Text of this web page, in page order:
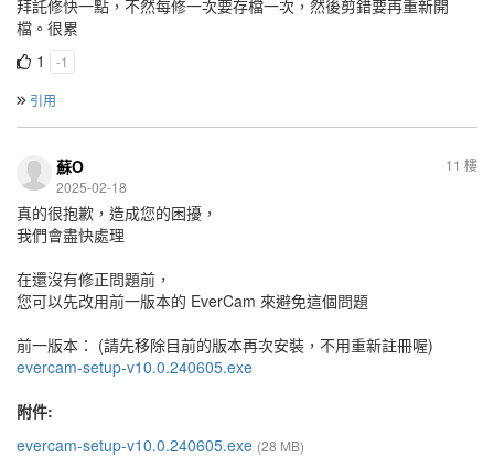
拜託修快一點，不然每修一次要存檔一次，然後剪錯要再重新開
檔。很累
1
-1
引用
11 樓
蘇O
2025-02-18
真的很抱歉，造成您的困擾，
我們會盡快處理
在還沒有修正問題前，
您可以先改用前一版本的 EverCam 來避免這個問題
前一版本： (請先移除目前的版本再次安裝，不用重新註冊喔)
evercam-setup-v10.0.240605.exe
附件:
evercam-setup-v10.0.240605.exe (28 MB)